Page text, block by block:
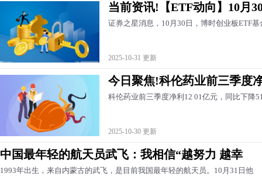
当前资讯!【ETF动向】10月
证券之星消息，10月30日，博时创业板ETF
2025-10-31 更新
今日聚焦!科伦药业前三季度
科伦药业前三季度净利12 01亿元，同比下降
2025-10-30 更新
中国最年轻的航天员武飞：我相信“越努力 越幸
1993年出生，来自内蒙古的武飞，是目前我国最年轻的航天员。10月31日他